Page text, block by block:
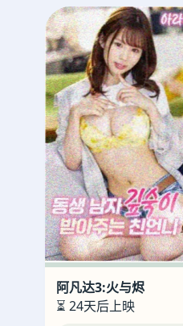
阿凡达3:火与烬
⏳ 24天后上映